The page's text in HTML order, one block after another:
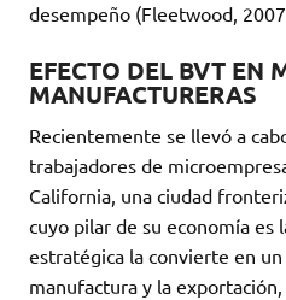
desempeño (Fleetwood,
EFECTO DEL BVT EN
MANUFACTURERAS
Recientemente se llevó a
trabajadores de
California, una ciudad
cuyo pilar de su economía es
estratégica la convierte en
manufactura y la